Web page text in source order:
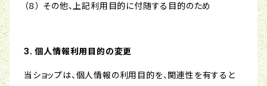
（８） その他、上記利用目的に付随する目的のため
3. 個人情報利用目的の変更
当ショップは、個人情報の利用目的を、関連性を有すると